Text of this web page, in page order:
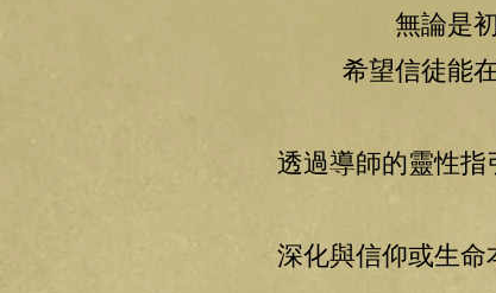
無論是
希望信徒能
透過導師的靈性
深化與信仰或生命